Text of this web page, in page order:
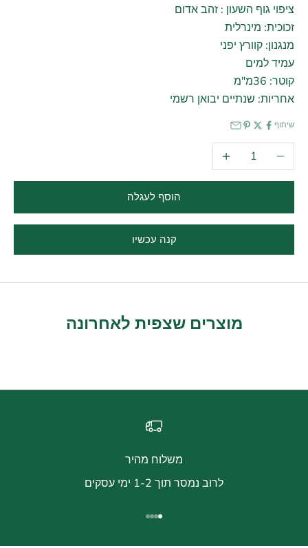
ציפוי גוף השעון : זהב אדום
זכוכית: מינרלית
מנגנון: קוורץ יפני
עמיד למים
קוטר: 36מ"מ
אחריות: שנתיים יבואן רשמי
שיתוף
הקטנת הכמות הגדלת הכמות
הוסף לעגלה
קנה עכשיו
מוצרים שצפית לאחרונה
משלוח מהיר
לרוב נמסר תוך 1-2 ימי עסקים
עבור לפריט 1
עבור לפריט 2
עבור לפריט 3
עבור לפריט 4